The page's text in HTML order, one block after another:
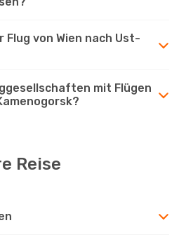
Flug von Wien nach Ust-
mit Flügen
Reise